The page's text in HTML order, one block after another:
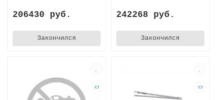
206430 руб.
Закончился
242268 руб.
Закончился